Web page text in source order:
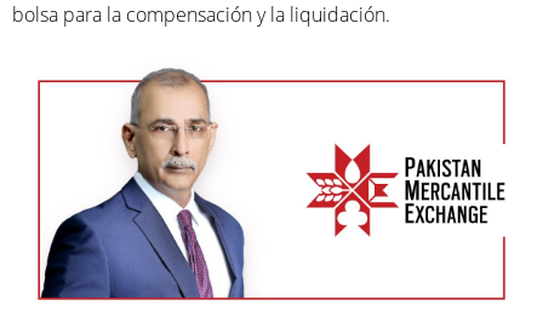
bolsa para la compensación y la liquidación.